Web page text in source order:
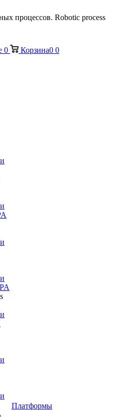
процессов. Robotic process
0 Корзина0 0
Платформы